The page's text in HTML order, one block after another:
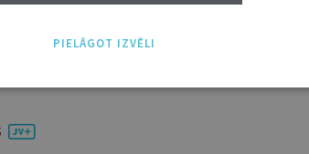
ir ļoti radoši cilvēki. ...
PIELĀGOT IZVĒLI